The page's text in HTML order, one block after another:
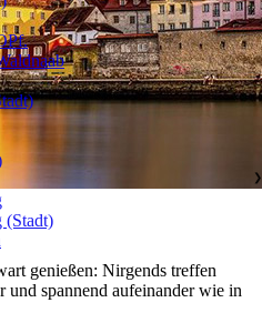
genießen: Nirgends treffen
spannend aufeinander wie in
❯
(Stadt)